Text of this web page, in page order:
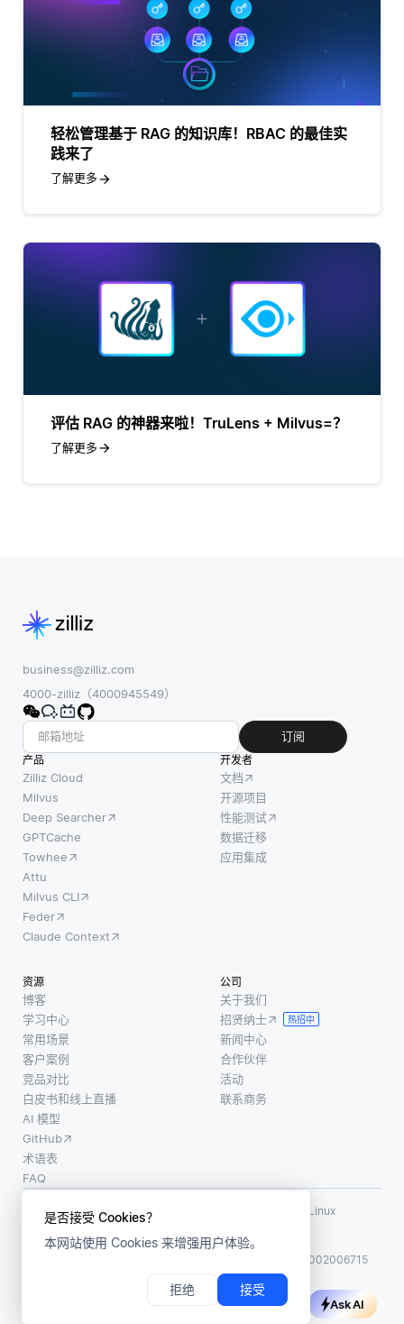
是否接受 Cookies？
本网站使用 Cookies 来增强用户体验。
拒绝 接受
轻松管理基于 RAG 的知识库！RBAC 的最佳实
践来了
了解更多
评估 RAG 的神器来啦！TruLens + Milvus=？
了解更多
business@zilliz.com
4000-zilliz（4000945549）
订阅
产品
Zilliz Cloud
Milvus
Deep Searcher
GPTCache
Towhee
Attu
Milvus CLI
Feder
Claude Context
开发者
文档
开源项目
性能测试
数据迁移
应用集成
资源
博客
学习中心
常用场景
客户案例
竞品对比
白皮书和线上直播
AI 模型
GitHub
术语表
FAQ
公司
关于我们
招贤纳士
热招中
新闻中心
合作伙伴
活动
联系商务
使用条款
LF AI、LF AI & Data、Milvus，以及相关的开源项目名称为 Linux
Foundation 所有商标
版权所有 ©2026 上海赜睿信息科技有限公司保留所有权利
沪公网安备31011002006715
Ask AI